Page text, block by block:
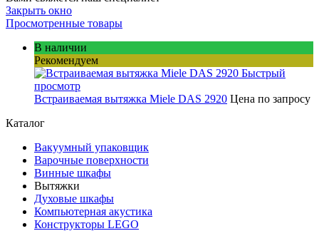
Закрыть окно
Просмотренные товары
В наличии
Рекомендуем
Быстрый
просмотр
Встраиваемая вытяжка Miele DAS 2920 Цена по запросу
Каталог
Вакуумный упаковщик
Варочные поверхности
Винные шкафы
Вытяжки
Духовые шкафы
Компьютерная акустика
Конструкторы LEGO